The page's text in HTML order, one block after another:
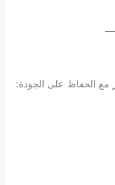
مع الحفاظ على الجودة: